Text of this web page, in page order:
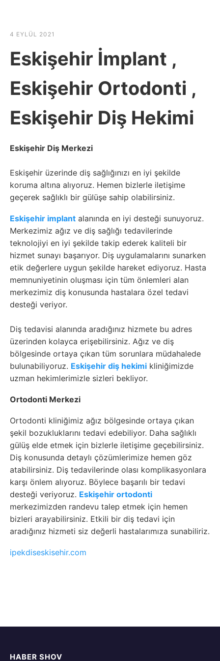
4 EYLÜL 2021
Eskişehir İmplant ,
Eskişehir Ortodonti ,
Eskişehir Diş Hekimi
Eskişehir Diş Merkezi
Eskişehir üzerinde diş sağlığınızı en iyi şekilde
koruma altına alıyoruz. Hemen bizlerle iletişime
geçerek sağlıklı bir gülüşe sahip olabilirsiniz.
Eskişehir implant alanında en iyi desteği sunuyoruz.
Merkezimiz ağız ve diş sağlığı tedavilerinde
teknolojiyi en iyi şekilde takip ederek kaliteli bir
hizmet sunayı başarıyor. Diş uygulamalarını sunarken
etik değerlere uygun şekilde hareket ediyoruz. Hasta
memnuniyetinin oluşması için tüm önlemleri alan
merkezimiz diş konusunda hastalara özel tedavi
desteği veriyor.
Diş tedavisi alanında aradığınız hizmete bu adres
üzerinden kolayca erişebilirsiniz. Ağız ve diş
bölgesinde ortaya çıkan tüm sorunlara müdahalede
bulunabiliyoruz. Eskişehir diş hekimi kliniğimizde
uzman hekimlerimizle sizleri bekliyor.
Ortodonti Merkezi
Ortodonti kliniğimiz ağız bölgesinde ortaya çıkan
şekil bozukluklarını tedavi edebiliyor. Daha sağlıklı
gülüş elde etmek için bizlerle iletişime geçebilirsiniz.
Diş konusunda detaylı çözümlerimize hemen göz
atabilirsiniz. Diş tedavilerinde olası komplikasyonlara
karşı önlem alıyoruz. Böylece başarılı bir tedavi
desteği veriyoruz. Eskişehir ortodonti
merkezimizden randevu talep etmek için hemen
bizleri arayabilirsiniz. Etkili bir diş tedavi için
aradığınız hizmeti siz değerli hastalarımıza sunabiliriz.
ipekdiseskisehir.com
HABER SHOV